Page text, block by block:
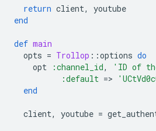
return client,
youtube
end
def main
opts = Trollop ::options do
opt
:channel_id,
'ID of
:default =>
end
client, youtube =